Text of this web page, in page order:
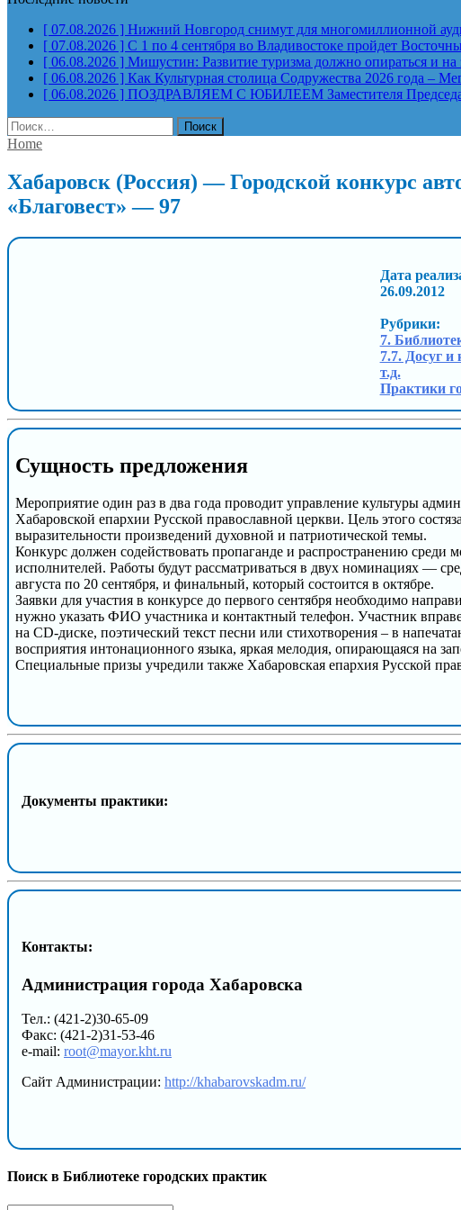
[ 07.08.2026 ] Нижний Новгород снимут для многомиллионной
[ 07.08.2026 ] С 1 по 4 сентября во Владивостоке пройдет
[ 06.08.2026 ] Мишустин: Развитие туризма должно опираться и
[ 06.08.2026 ] Как Культурная столица Содружества 2026 года –
[ 06.08.2026 ] ПОЗДРАВЛЯЕМ С ЮБИЛЕЕМ Заместителя
Найти:
Home
Хабаровск (Россия) — Городской конкурс
«Благовест» — 97
Дата
26.09.2012
Рубрики:
7.
7.7. Досуг и
т.д.
Практики
Сущность предложения
Мероприятие один раз в два года проводит управление культуры
Хабаровской епархии Русской православной церкви. Цель этого
выразительности произведений духовной и патриотической темы.
Конкурс должен содействовать пропаганде и распространению
исполнителей. Работы будут рассматриваться в двух номинациях —
августа по 20 сентября, и финальный, который состоится в октябре.
Заявки для участия в конкурсе до первого сентября необходимо
нужно указать ФИО участника и контактный телефон. Участник
на CD-диске, поэтический текст песни или стихотворения – в
восприятия интонационного языка, яркая мелодия, опирающаяся на
Специальные призы учредили также Хабаровская епархия Русской
Документы практики:
Контакты:
Администрация города Хабаровска
Тел.: (421-2)30-65-09
Факс: (421-2)31-53-46
e-mail: root@mayor.kht.ru
Сайт Администрации: http://khabarovskadm.ru/
Поиск в Библиотеке городских практик